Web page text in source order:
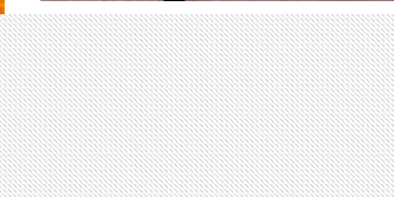
Encontro reuniu associados e
parceiros Serandipians e Takumians by
Traveller Made de 77 países